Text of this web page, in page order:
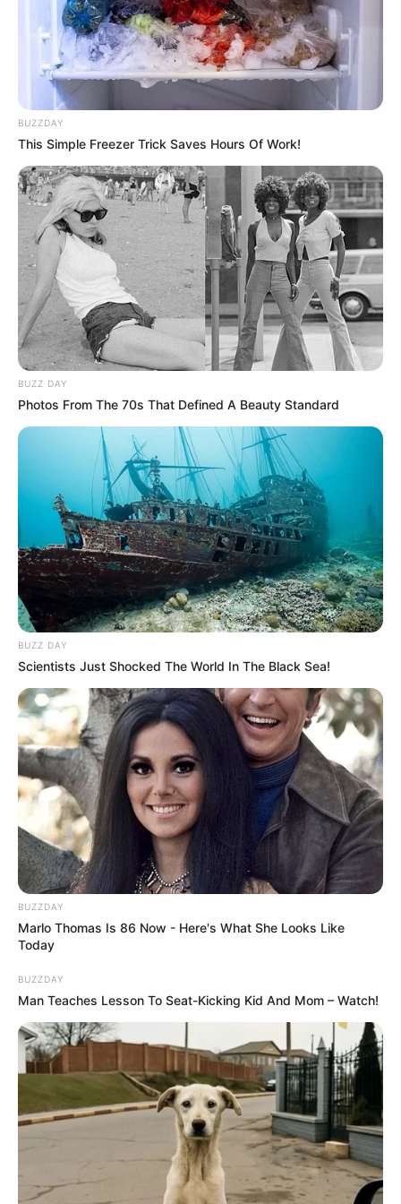
BUZZDAY
This Simple Freezer Trick Saves Hours Of Work!
BUZZ DAY
Photos From The 70s That Defined A Beauty Standard
BUZZ DAY
Scientists Just Shocked The World In The Black Sea!
BUZZDAY
Marlo Thomas Is 86 Now - Here's What She Looks Like
Today
BUZZDAY
Man Teaches Lesson To Seat-Kicking Kid And Mom – Watch!